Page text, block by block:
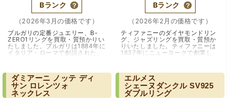
（豊中市西泉丘）初めて利用しましたが、とても親切丁寧
に査定をして頂き思いもよらない価格をいただきました。
正直他店の倍以上で驚きました。また機会があれば利用し
ます。
Bランク
（2026年3月の価格です）
ブルガリの定番ジュエリー、B-
ZERO1リングを買取・質預かりい
たしました。ブルガリは1884年に
イタリア・ローマで創設された、
ピレーションが得た…（兵庫・宝
塚・逆瀬川）
Bランク
（2026年2月の価格です）
ティファニーのダイヤモンドリン
グ、ジャズリングを買取・質預か
りいたしました。ティファニーは
1837年にニューヨークで創業し
ヴァンクリーフ、…（大阪・吹田
市）
ダミアーニ ノッテ ディ
サン ロレンツォ
ネックレス
エルメス
シェーヌダンクルSV925
ダブルリング